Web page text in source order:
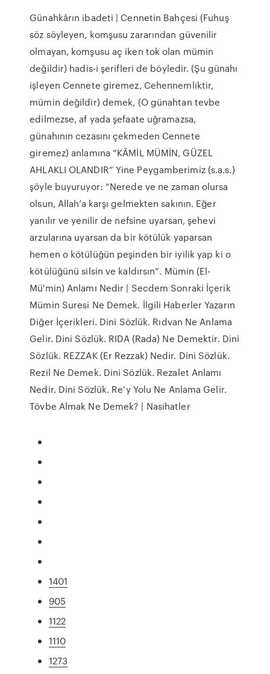
Günahkârın ibadeti | Cennetin Bahçesi (Fuhuş
söz söyleyen, komşusu zararından güvenilir
olmayan, komşusu aç iken tok olan mümin
değildir) hadis-i şerifleri de böyledir. (Şu günahı
işleyen Cennete giremez, Cehennemliktir,
mümin değildir) demek, (O günahtan tevbe
edilmezse, af yada şefaate uğramazsa,
günahının cezasını çekmeden Cennete
giremez) anlamına “KÂMİL MÜMİN, GÜZEL
AHLAKLI OLANDIR” Yine Peygamberimiz (s.a.s.)
şöyle buyuruyor: “Nerede ve ne zaman olursa
olsun, Allah’a karşı gelmekten sakının. Eğer
yanılır ve yenilir de nefsine uyarsan, şehevi
arzularına uyarsan da bir kötülük yaparsan
hemen o kötülüğün peşinden bir iyilik yap ki o
kötülüğünü silsin ve kaldırsın”. Mümin (El-
Mü'min) Anlamı Nedir | Secdem Sonraki İçerik
Mümin Suresi Ne Demek. İlgili Haberler Yazarın
Diğer İçerikleri. Dini Sözlük. Rıdvan Ne Anlama
Gelir. Dini Sözlük. RIDA (Rada) Ne Demektir. Dini
Sözlük. REZZAK (Er Rezzak) Nedir. Dini Sözlük.
Rezil Ne Demek. Dini Sözlük. Rezalet Anlamı
Nedir. Dini Sözlük. Re’y Yolu Ne Anlama Gelir.
Tövbe Almak Ne Demek? | Nasihatler
1401
905
1122
1110
1273